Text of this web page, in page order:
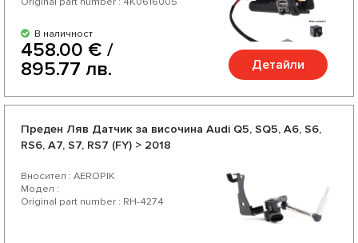
В наличност
458.00 € /
895.77 лв.
Детайли
Преден Ляв Датчик за височина Audi Q5, SQ5, A6, S6,
RS6, A7, S7, RS7 (FY) > 2018
Вносител : AEROPIK
Модел :
Original part number : RH-4274